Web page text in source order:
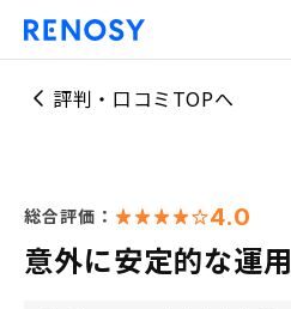
評判・口コミTOPへ
総合評価： 4.0
意外に安定的な運用